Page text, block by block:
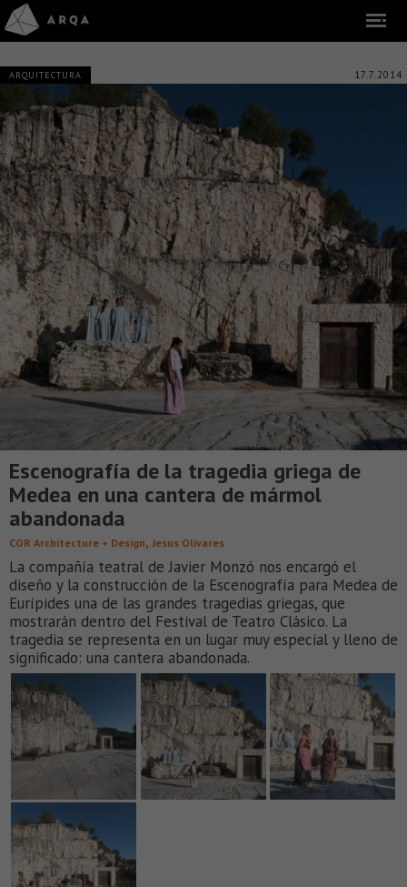
ARQUITECTURA 17.7.2014
Escenografía de la tragedia griega de
Medea en una cantera de mármol
abandonada
COR Architecture + Design, Jesus Olivares
La compañía teatral de Javier Monzó nos encargó el
diseño y la construcción de la Escenografía para Medea de
Eurípides una de las grandes tragedias griegas, que
mostrarán dentro del Festival de Teatro Clásico. La
tragedia se representa en un lugar muy especial y lleno de
significado: una cantera abandonada.